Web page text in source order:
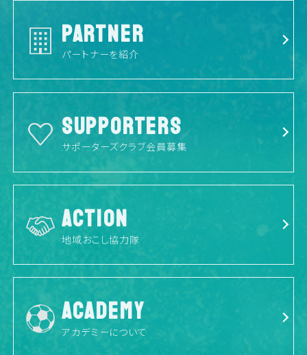
PARTNER
パートナーを紹介
SUPPORTERS
サポーターズクラブ会員募集
ACTION
地域おこし協力隊
ACADEMY
アカデミーについて